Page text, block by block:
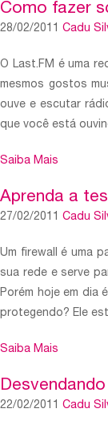
Como fazer
28/02/2011 Cadu
O Last.FM é uma
mesmos gostos
ouve e escutar
que você está
Saiba Mais
Aprenda a
27/02/2011 Cadu
Um firewall é uma
sua rede e serve
Porém hoje em dia
protegendo? Ele
Saiba Mais
22/02/2011 Cadu